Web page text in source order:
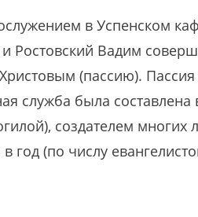
в Успенском
Ростовский Вадим
(пассию).
служба была составлена
создателем многих
год (по числу